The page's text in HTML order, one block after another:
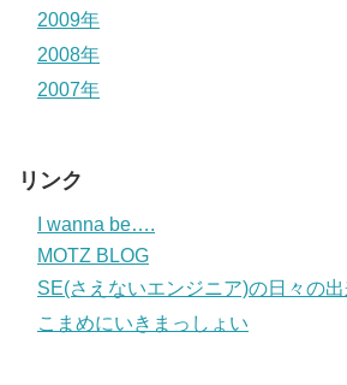
2009年
2008年
2007年
リンク
I wanna be….
MOTZ BLOG
SE(さえないエンジニア)の日々の
こまめにいきまっしょい